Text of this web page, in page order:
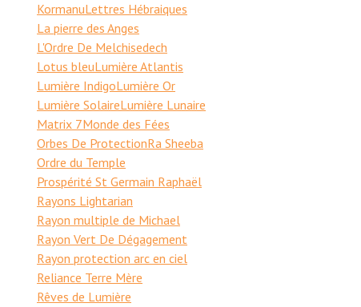
KormanuLettres Hébraiques
La pierre des Anges
L'Ordre De Melchisedech
Lotus bleuLumière Atlantis
Lumière IndigoLumière Or
Lumière SolaireLumière Lunaire
Matrix 7Monde des Fées
Orbes De ProtectionRa Sheeba
Ordre du Temple
Prospérité St Germain Raphaël
Rayons Lightarian
Rayon multiple de Michael
Rayon Vert De Dégagement
Rayon protection arc en ciel
Reliance Terre Mère
Rêves de Lumière